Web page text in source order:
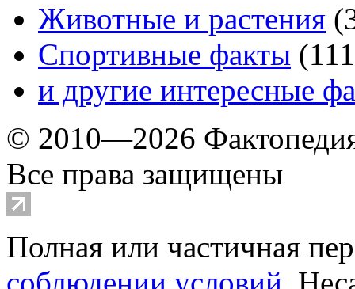
Животные и растения (
Спортивные факты (111
и другие интересные
© 2010—2026
Все права защищены
Полная или частичная
соблюдении условий.